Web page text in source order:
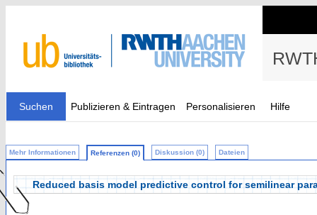
Suchen Publizieren & Eintragen Personalisieren Hilfe
Mehr Informationen Referenzen (0) Diskussion (0) Dateien
Reduced basis model predictive control for semilinear